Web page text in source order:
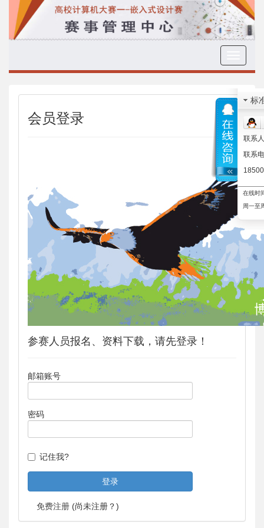
会员登录
参赛人员报名、资料下载，请先登录！
邮箱账号
密码
记住我?
免费注册 (尚未注册？)
标
联系
联系
在线时
周一至